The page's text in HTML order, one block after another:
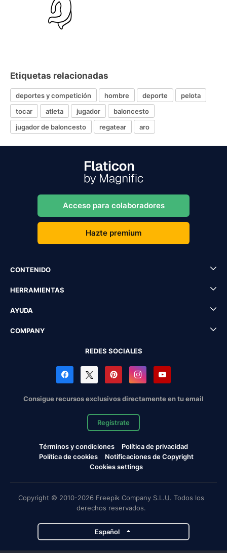
Etiquetas relacionadas
deportes y competición hombre deporte
pelota
tocar
atleta jugador
baloncesto
jugador de baloncesto
regatear aro
Acceso para colaboradores
Hazte premium
CONTENIDO
HERRAMIENTAS
AYUDA
COMPANY
REDES SOCIALES
Consigue recursos exclusivos directamente en tu email
Regístrate
Términos y condiciones
Política de privacidad
Política de cookies
Notificaciones de Copyright
Cookies settings
Copyright © 2010-2026 Freepik Company S.L.U. Todos los
derechos reservados.
Español